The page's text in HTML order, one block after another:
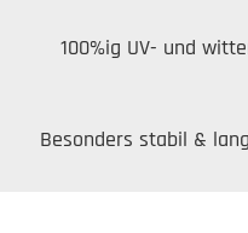
100%ig UV- und
Besonders stabil &